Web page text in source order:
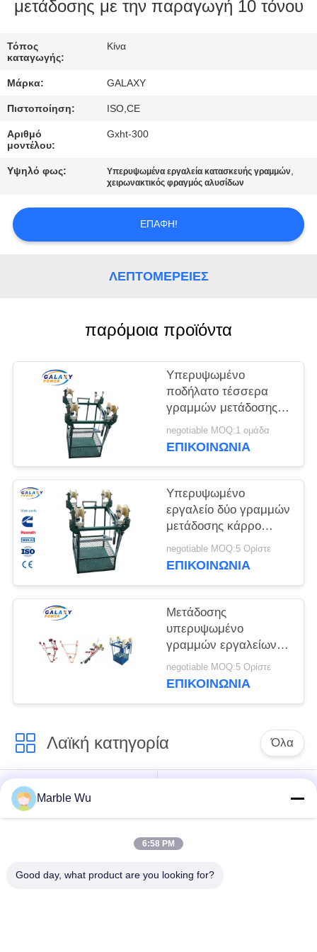
ΠΟΙΌΤΗΤΑΣ
ΜΑΣ
ΥΠΟΘΈΣΕΙΣ
PRIVACY
μετάδοσης με την παραγωγή 10 τόνου
Τόπος
καταγωγής:
Κίνα
Μάρκα: GALAXY
Πιστοποίηση: ISO,CE
Αριθμό
μοντέλου:
Gxht-300
Υψηλό φως: Υπερυψωμένα εργαλεία κατασκευής γραμμών,
χειρωνακτικός φραγμός αλυσίδων
ΕΠΑΦΉ!
ΛΕΠΤΟΜΈΡΕΙΕΣ
παρόμοια προϊόντα
Υπερυψωμένο
ποδήλατο τέσσερα
γραμμών μετάδοσης
κάρρο γραμμών
δεσμών αγωγών
negotiable MOQ:1 ομάδα
ΕΠΙΚΟΙΝΩΝΊΑ
Υπερυψωμένο
εργαλείο δύο γραμμών
μετάδοσης κάρρο
γραμμών δεσμών
αγωγών
negotiable MOQ:5 Ορίστε
ΕΠΙΚΟΙΝΩΝΊΑ
Μετάδοσης
υπερυψωμένο
γραμμών εργαλείων
δίδυμο ποδήλατο
γραμμών αγωγών
negotiable MOQ:5 Ορίστε
ΕΠΙΚΟΙΝΩΝΊΑ
Λαϊκή κατηγορία Όλα
εξοπλισμός
γραμμών μετάδοσης
με σπάγγο τον
μετάδοσης
Marble Wu
6:58 PM
Good day, what product are you looking for?